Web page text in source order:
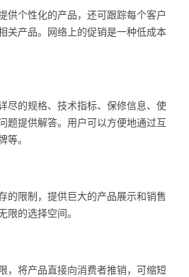
供个性化的产品，还可跟踪每个客户
关产品。网络上的促销是一种低成本
尽的规格、技术指标、保修信息、使
题提供解答。用户可以方便地通过互
等。
的限制，提供巨大的产品展示和销售
限的选择空间。
，将产品直接向消费者推销，可缩短